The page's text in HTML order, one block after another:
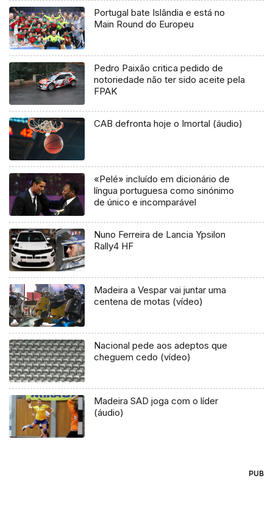
Portugal bate Islândia e está no
Main Round do Europeu
Pedro Paixão critica pedido de
notoriedade não ter sido aceite pela
FPAK
CAB defronta hoje o Imortal (áudio)
«Pelé» incluído em dicionário de
língua portuguesa como sinónimo
de único e incomparável
Nuno Ferreira de Lancia Ypsilon
Rally4 HF
Madeira a Vespar vai juntar uma
centena de motas (vídeo)
Nacional pede aos adeptos que
cheguem cedo (vídeo)
Madeira SAD joga com o líder
(áudio)
PUB